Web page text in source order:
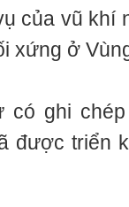
của vũ khí
xứng ở
có ghi
được triển